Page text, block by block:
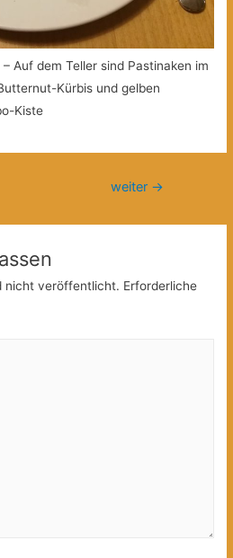
Auf dem Teller sind Pastinaken im
Kürbis und gelben
Kiste
weiter →
nicht veröffentlicht. Erforderliche